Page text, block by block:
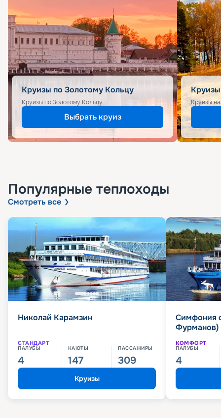
Круизы по Золотому Кольцу
Круизы по Золотому Кольцу
Выбрать круиз
Круизы
Популярные теплоходы
Смотреть все
Николай Карамзин
СТАНДАРТ
ПАЛУБЫ
4
КАЮТЫ
147
ПАССАЖИРЫ
309
Круизы
Симфония
Фурманов)
КОМФОРТ
ПАЛУБЫ
4